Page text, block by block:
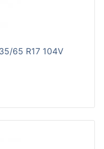
65 R17 104V